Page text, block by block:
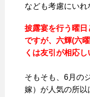
なども考慮にいれ
披露宴を行う曜
ですが、六輝(六
くは友引が相応し
そもそも、6月の
嫁）が人気の所以